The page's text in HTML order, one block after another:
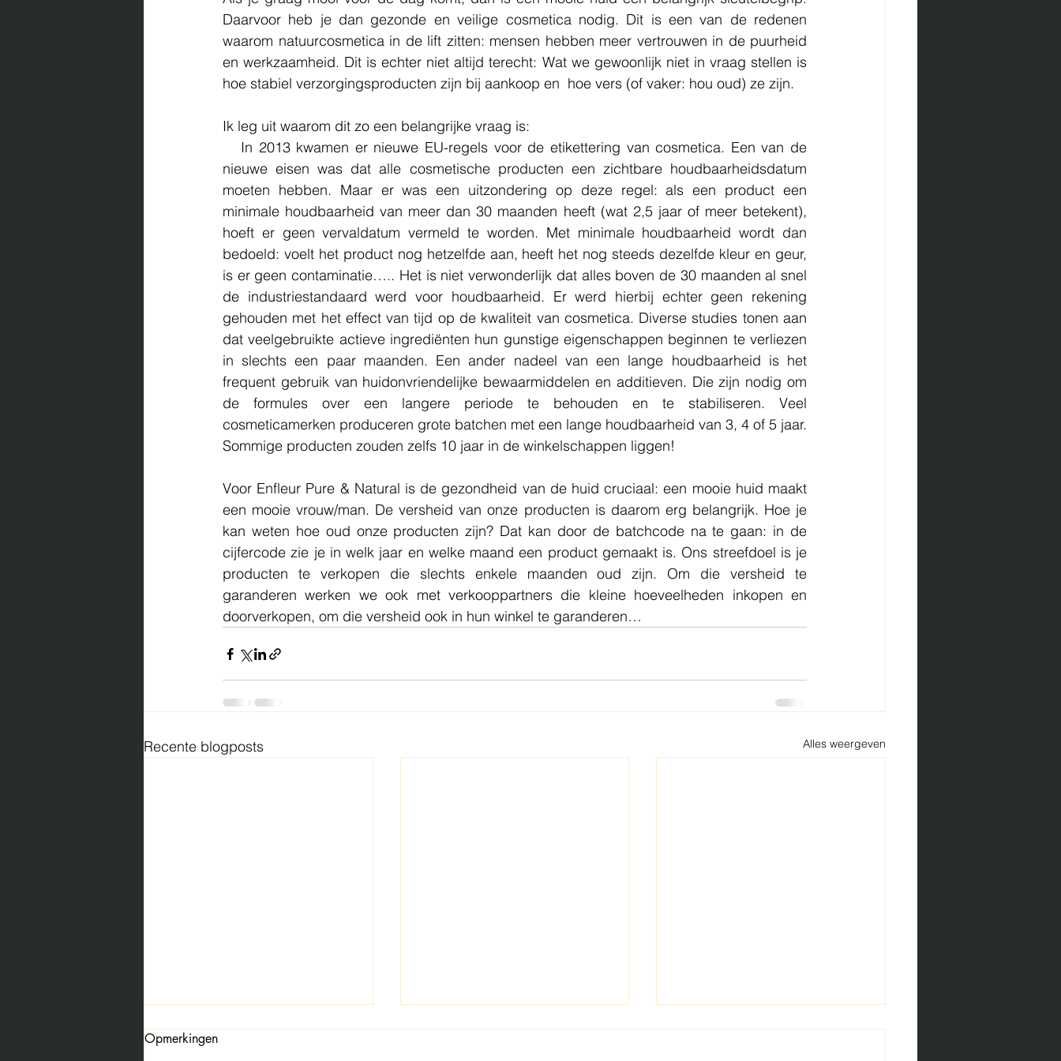
Daarvoor heb je dan gezonde en veilige cosmetica nodig. Dit is een van de redenen
waarom natuurcosmetica in de lift zitten: mensen hebben meer vertrouwen in de puurheid
en werkzaamheid. Dit is echter niet altijd terecht: Wat we gewoonlijk niet in vraag stellen is
hoe stabiel verzorgingsproducten zijn bij aankoop en  hoe vers (of vaker: hou oud) ze zijn.
Ik leg uit waarom dit zo een belangrijke vraag is:
nieuwe eisen was dat alle cosmetische producten een zichtbare houdbaarheidsdatum
moeten hebben. Maar er was een uitzondering op deze regel: als een product een
minimale houdbaarheid van meer dan 30 maanden heeft (wat 2,5 jaar of meer betekent),
hoeft er geen vervaldatum vermeld te worden. Met minimale houdbaarheid wordt dan
bedoeld: voelt het product nog hetzelfde aan, heeft het nog steeds dezelfde kleur en geur,
is er geen contaminatie….. Het is niet verwonderlijk dat alles boven de 30 maanden al snel
de industriestandaard werd voor houdbaarheid. Er werd hierbij echter geen rekening
gehouden met het effect van tijd op de kwaliteit van cosmetica. Diverse studies tonen aan
dat veelgebruikte actieve ingrediënten hun gunstige eigenschappen beginnen te verliezen
in slechts een paar maanden. Een ander nadeel van een lange houdbaarheid is het
frequent gebruik van huidonvriendelijke bewaarmiddelen en additieven. Die zijn nodig om
de formules over een langere periode te behouden en te stabiliseren. Veel
cosmeticamerken produceren grote batchen met een lange houdbaarheid van 3, 4 of 5 jaar.
Sommige producten zouden zelfs 10 jaar in de winkelschappen liggen!
Voor Enfleur Pure & Natural is de gezondheid van de huid cruciaal: een mooie huid maakt
een mooie vrouw/man. De versheid van onze producten is daarom erg belangrijk. Hoe je
kan weten hoe oud onze producten zijn? Dat kan door de batchcode na te gaan: in de
cijfercode zie je in welk jaar en welke maand een product gemaakt is. Ons streefdoel is je
producten te verkopen die slechts enkele maanden oud zijn. Om die versheid te
garanderen werken we ook met verkooppartners die kleine hoeveelheden inkopen en
doorverkopen, om die versheid ook in hun winkel te garanderen…
Recente blogposts Alles weergeven
Opmerkingen